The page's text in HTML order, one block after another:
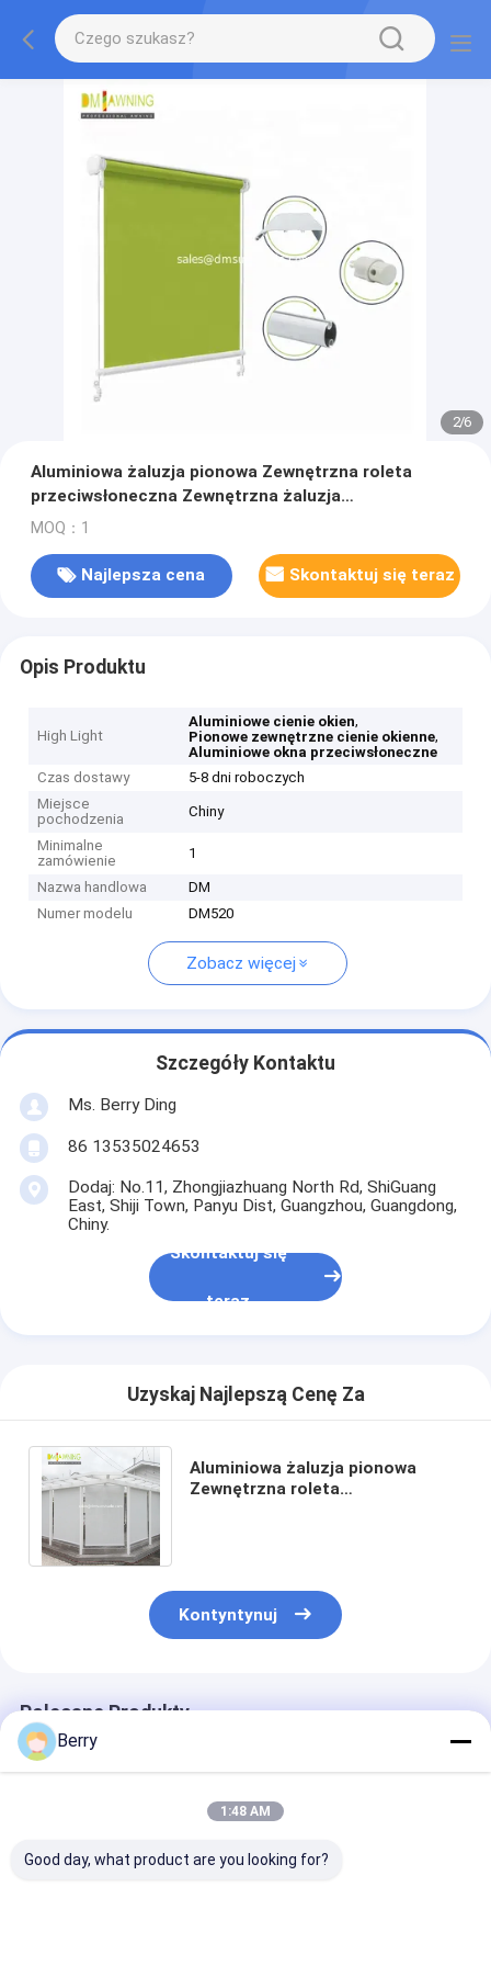
2/6
Aluminiowa żaluzja pionowa Zewnętrzna roleta
przeciwsłoneczna Zewnętrzna żaluzja
przeciwsłoneczna
MOQ：1
Najlepsza cena Skontaktuj się teraz
Opis Produktu
High Light
Aluminiowe cienie okien,
Pionowe zewnętrzne cienie okienne,
Aluminiowe okna przeciwsłoneczne
Czas dostawy
5-8 dni roboczych
Miejsce
pochodzenia
Chiny
Minimalne
zamówienie
1
Nazwa handlowa
DM
Numer modelu
DM520
Zobacz więcej
Szczegóły Kontaktu
Ms. Berry Ding
86 13535024653
Dodaj: No.11, Zhongjiazhuang North Rd, ShiGuang
East, Shiji Town, Panyu Dist, Guangzhou, Guangdong,
Chiny.
Skontaktuj się
teraz
Uzyskaj Najlepszą Cenę Za
Aluminiowa żaluzja pionowa
Zewnętrzna roleta
Kontyntynuj
Polecane Produkty
Berry
1:48 AM
Good day, what product are you looking for?